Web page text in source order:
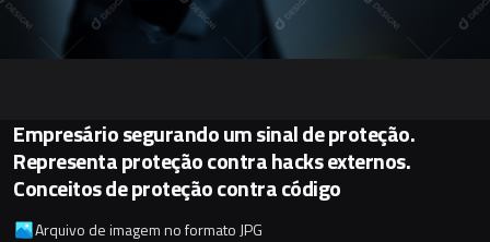
Empresário segurando um sinal de proteção.
Representa proteção contra hacks externos.
Conceitos de proteção contra código
Arquivo de imagem no formato JPG